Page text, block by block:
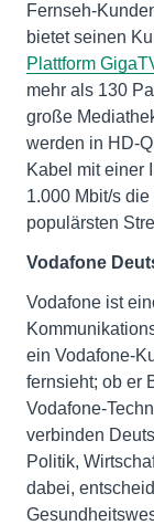
Fernseh-
bietet seinen
Plattform
mehr als 130
große
werden in HD-
Kabel mit einer
1.000 Mbit/s
populärsten
Vodafone
Vodafone ist
ein Vodafone-
fernsieht; ob er
Vodafone-
verbinden
Politik,
dabei,